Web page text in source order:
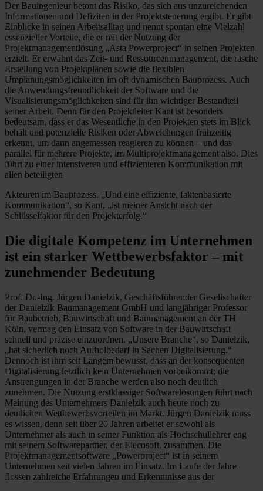
Der Bauingenieur betont das Risiko, das sich aus unzureichenden
Informationen und Defiziten in der Projektsteuerung ergibt. Er gibt
Einblicke in seinen Arbeitsalltag und nennt spontan eine Vielzahl
essenzieller Vorteile, die er mit der Nutzung der
Projektmanagementlösung „Asta Powerproject“ in seinen Projekten
erzielt. Er erwähnt das Zeit- und Ressourcenmanagement, die rasche
Erstellung von Projektplänen sowie die flexiblen
Umplanungsmöglichkeiten im oft dynamischen Bauprozess. Auch
die Anwendungsfreundlichkeit der Software und die
Visualisierungsmöglichkeiten sind für ihn wichtiger Bestandteil
seiner Arbeit. Denn für den Projektleiter Kant ist besonders
bedeutsam, dass er das Wesentliche in den Projekten stets im Blick
behält und potenzielle Risiken oder Abweichungen frühzeitig
erkennt, um dann angemessen reagieren zu können – und das
parallel für mehrere Projekte, im Multiprojektmanagement also. Dies
führt zu einer intensiveren und effizienteren Kommunikation mit
allen beteiligten
Akteuren im Bauprozess. „Und eine effiziente, faktenbasierte
Kommunikation“, so Kant, „ist meiner Ansicht nach der
Schlüsselfaktor für den Projekterfolg.“
Die digitale Kompetenz im Unternehmen
ist ein starker Wettbewerbsfaktor – mit
zunehmender Bedeutung
Prof. Dr.-Ing. Jürgen Danielzik, Geschäftsführender Gesellschafter
der Danielzik Baumanagement GmbH und langjähriger Professor
für Baubetrieb, Bauwirtschaft und Baumanagement an der TH
Köln, vermag den Einsatz von Software in der Bauwirtschaft
schnell und präzise einzuordnen. „Unsere Branche“, so Danielzik,
„hat sicherlich noch Aufholbedarf in Sachen Digitalisierung.“
Dennoch ist ihm seit Langem bewusst, dass an der konsequenten
Digitalisierung letztlich kein Unternehmen vorbeikommt; die
Anstrengungen in der Branche werden also noch deutlich
zunehmen. Die Nutzung erstklassiger Softwarelösungen führt nach
Meinung des Unternehmers Danielzik auch heute noch zu
deutlichen Wettbewerbsvorteilen im Markt. Jürgen Danielzik muss
es wissen, denn seit über 20 Jahren arbeitet er sowohl als
Unternehmer als auch in seiner Funktion als Hochschullehrer eng
mit seinem Softwarepartner, der Elecosoft, zusammen. Die
Projektmanagementsoftware „Powerproject“ ist in seinem
Unternehmen seit vielen Jahren im Einsatz. Im Laufe der Jahre
flossen zahlreiche Erfahrungen und Erkenntnisse aus der